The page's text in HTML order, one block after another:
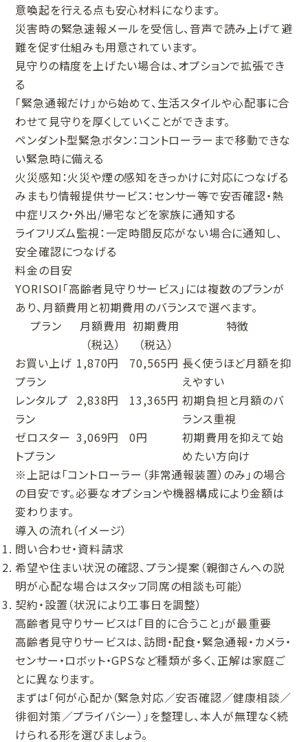
意喚起を行える点も安心材料になります。
災害時の緊急速報メールを受信し、音声で読み上げて避
難を促す仕組みも用意されています。
見守りの精度を上げたい場合は、オプションで拡張でき
る
「緊急通報だけ」から始めて、生活スタイルや心配事に合
わせて見守りを厚くしていくことができます。
ペンダント型緊急ボタン：コントローラーまで移動できな
い緊急時に備える
火災感知：火災や煙の感知をきっかけに対応につなげる
みまもり情報提供サービス：センサー等で安否確認・熱
中症リスク・外出/帰宅などを家族に通知する
ライフリズム監視：一定時間反応がない場合に通知し、
安全確認につなげる
料金の目安
YORISOI「高齢者見守りサービス」には複数のプランが
あり、月額費用と初期費用のバランスで選べます。
プラン
月額費用
（税込）
初期費用
（税込）
特徴
お買い上げ
プラン
1,870円 70,565円 長く使うほど月額を抑
えやすい
レンタルプ
ラン
2,838円 13,365円 初期負担と月額のバ
ランス重視
ゼロスター
トプラン
3,069円 0円
初期費用を抑えて始
めたい方向け
※上記は「コントローラー（非常通報装置）のみ」の場合
の目安です。必要なオプションや機器構成により金額は
変わります。
導入の流れ（イメージ）
問い合わせ・資料請求
希望や住まい状況の確認、プラン提案（親御さんへの説
明が心配な場合はスタッフ同席の相談も可能）
契約・設置（状況により工事日を調整）
高齢者見守りサービスは「目的に合うこと」が最重要
高齢者見守りサービスは、訪問・配食・緊急通報・カメラ・
センサー・ロボット・GPSなど種類が多く、正解は家庭ご
とに異なります。
まずは「何が心配か（緊急対応／安否確認／健康相談／
徘徊対策／プライバシー）」を整理し、本人が無理なく続
けられる形を選びましょう。